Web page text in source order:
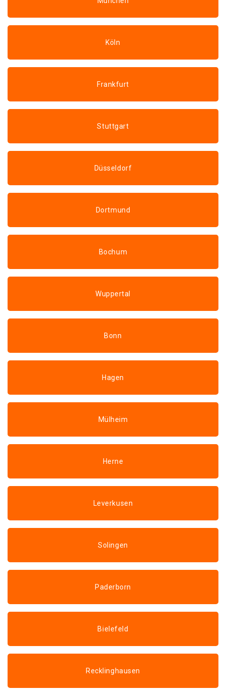
Köln
Frankfurt
Stuttgart
Düsseldorf
Dortmund
Bochum
Wuppertal
Bonn
Hagen
Mülheim
Herne
Leverkusen
Solingen
Paderborn
Bielefeld
Recklinghausen